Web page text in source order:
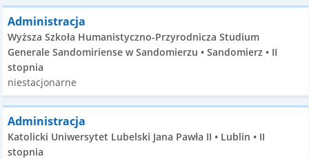
Administracja
Wyższa Szkoła Humanistyczno-Przyrodnicza Studium
Generale Sandomiriense w Sandomierzu • Sandomierz • II
stopnia
niestacjonarne
Administracja
Katolicki Uniwersytet Lubelski Jana Pawła II • Lublin • II
stopnia